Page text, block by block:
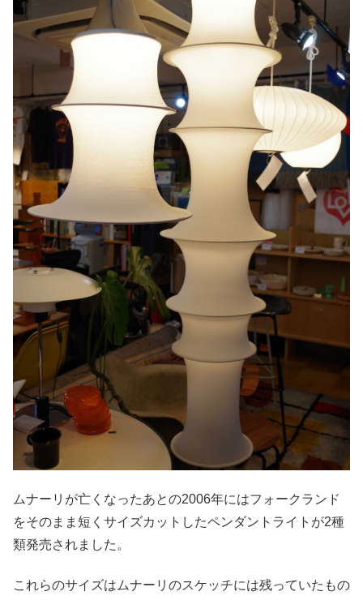
ムナーリが亡くなったあとの2006年にはフォークランド
をそのまま短くサイズカットしたペンダントライトが2種
類発売されました。
これらのサイズはムナーリのスケッチには残っていたもの